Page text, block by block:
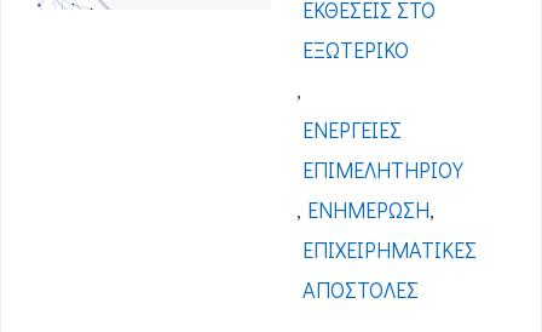
ΕΚΘΈΣΕΙΣ ΣΤΟ
ΕΞΩΤΕΡΙΚΌ
,
ΕΝΈΡΓΕΙΕΣ
ΕΠΙΜΕΛΗΤΗΡΊΟΥ
, ΕΝΗΜΈΡΩΣΗ,
ΕΠΙΧΕΙΡΗΜΑΤΙΚΈΣ
ΑΠΟΣΤΟΛΈΣ